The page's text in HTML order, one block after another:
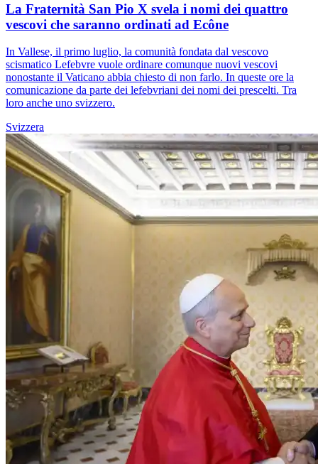
La Fraternità San Pio X svela i nomi dei quattro
vescovi che saranno ordinati ad Ecône
In Vallese, il primo luglio, la comunità fondata dal vescovo
scismatico Lefebvre vuole ordinare comunque nuovi vescovi
nonostante il Vaticano abbia chiesto di non farlo. In queste ore la
comunicazione da parte dei lefebvriani dei nomi dei prescelti. Tra
loro anche uno svizzero.
Svizzera